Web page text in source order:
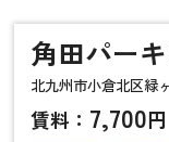
角田パー
北九州市小倉北区緑
賃料： 7,700